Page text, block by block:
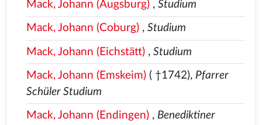
Mack, Johann (Augsburg), Studium
Mack, Johann (Coburg), Studium
Mack, Johann (Eichstätt), Studium
Mack, Johann (Emskeim)( †1742), Pfarrer
Schüler Studium
Mack, Johann (Endingen), Benediktiner